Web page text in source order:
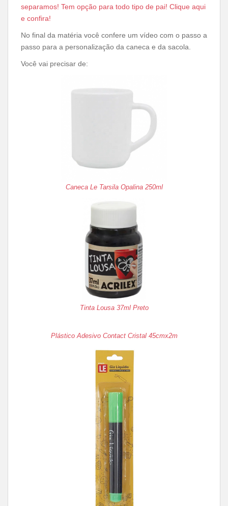
separamos! Tem opção para todo tipo de pai! Clique aqui
e confira!
No final da matéria você confere um vídeo com o passo a
passo para a personalização da caneca e da sacola.
Você vai precisar de:
Caneca Le Tarsila Opalina 250ml
Tinta Lousa 37ml Preto
Plástico Adesivo Contact Cristal 45cmx2m